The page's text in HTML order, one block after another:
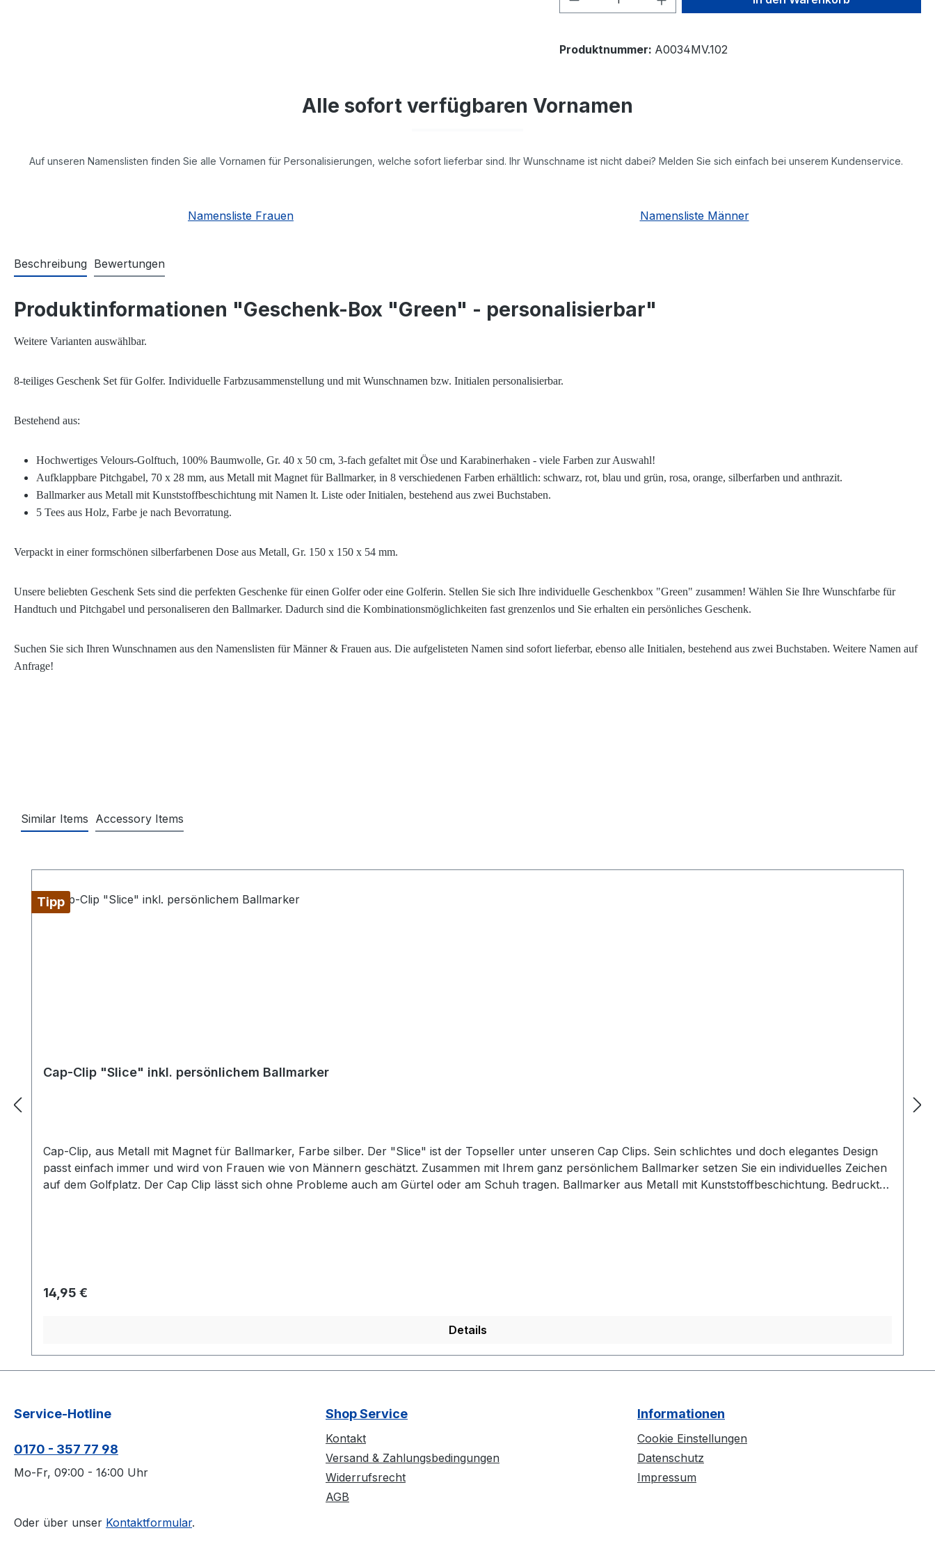
Produktnummer: A0034MV.102
Alle sofort verfügbaren Vornamen
Auf unseren Namenslisten finden Sie alle Vornamen für Personalisierungen, welche sofort lieferbar sind. Ihr Wunschname ist nicht dabei? Melden Sie sich einfach bei unserem Kundenservice.
Namensliste Frauen Namensliste Männer
Beschreibung Bewertungen
Produktinformationen "Geschenk-Box "Green" - personalisierbar"
Weitere Varianten auswählbar.
8-teiliges Geschenk Set für Golfer. Individuelle Farbzusammenstellung und mit Wunschnamen bzw. Initialen personalisierbar.
Bestehend aus:
Hochwertiges Velours-Golftuch, 100% Baumwolle, Gr. 40 x 50 cm, 3-fach gefaltet mit Öse und Karabinerhaken - viele Farben zur Auswahl!
Aufklappbare Pitchgabel, 70 x 28 mm, aus Metall mit Magnet für Ballmarker, in 8 verschiedenen Farben erhältlich: schwarz, rot, blau und grün, rosa, orange, silberfarben und anthrazit.
Ballmarker aus Metall mit Kunststoffbeschichtung mit Namen lt. Liste oder Initialen, bestehend aus zwei Buchstaben.
5 Tees aus Holz, Farbe je nach Bevorratung.
Verpackt in einer formschönen silberfarbenen Dose aus Metall, Gr. 150 x 150 x 54 mm.
Unsere beliebten Geschenk Sets sind die perfekten Geschenke für einen Golfer oder eine Golferin. Stellen Sie sich Ihre individuelle Geschenkbox "Green" zusammen! Wählen Sie Ihre Wunschfarbe für
Handtuch und Pitchgabel und personaliseren den Ballmarker. Dadurch sind die Kombinationsmöglichkeiten fast grenzenlos und Sie erhalten ein persönliches Geschenk.
Suchen Sie sich Ihren Wunschnamen aus den Namenslisten für Männer & Frauen aus. Die aufgelisteten Namen sind sofort lieferbar, ebenso alle Initialen, bestehend aus zwei Buchstaben. Weitere Namen auf
Anfrage!
Similar Items Accessory Items
Tipp
Cap-Clip "Slice" inkl. persönlichem Ballmarker
Cap-Clip, aus Metall mit Magnet für Ballmarker, Farbe silber. Der "Slice" ist der Topseller unter unseren Cap Clips. Sein schlichtes und doch elegantes Design
passt einfach immer und wird von Frauen wie von Männern geschätzt. Zusammen mit Ihrem ganz persönlichem Ballmarker setzen Sie ein individuelles Zeichen
auf dem Golfplatz. Der Cap Clip lässt sich ohne Probleme auch am Gürtel oder am Schuh tragen. Ballmarker aus Metall mit Kunststoffbeschichtung. Bedruckt
Regulärer Preis:
14,95 €
Details
Service-Hotline
0170 - 357 77 98
Mo-Fr, 09:00 - 16:00 Uhr
Oder über unser Kontaktformular.
Shop Service
Kontakt
Versand & Zahlungsbedingungen
Widerrufsrecht
AGB
Informationen
Cookie Einstellungen
Datenschutz
Impressum